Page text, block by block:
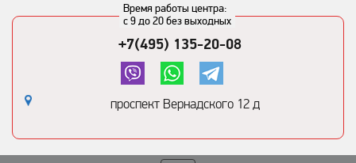
Время работы центра:
с 9 до 20 без выходных
+7(495) 135-20-08
проспект Вернадского 12 д